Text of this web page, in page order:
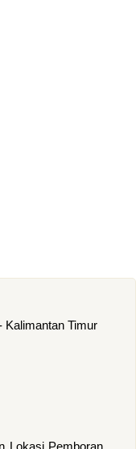
Kalimantan Timur
Lokasi Pemboran